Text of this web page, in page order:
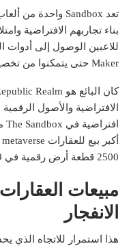
بناء تجاربهم الافتراضية
Maker حتى يتمكنوا من تخصيص تجاربهم داخل The Sandbox.
الافتراضية والأصول
2500 قطعة أرض رقمية في 19 عالمًا.
الانفجار